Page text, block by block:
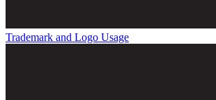
Trademark and Logo Usage